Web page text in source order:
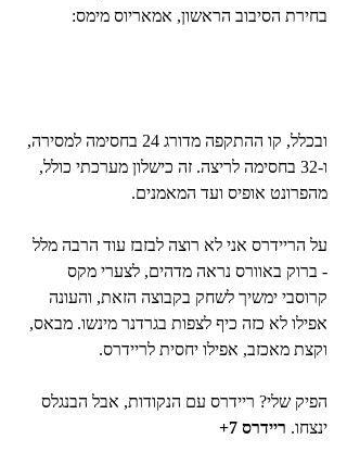
בחירת הסיבוב הראשון, אמאריוס מימס:
ובכלל, קו ההתקפה מדורג 24 בחסימה למסירה,
ו-32 בחסימה לריצה. זה כישלון מערכתי כולל,
מהפרונט אופיס ועד המאמנים.
על הריידרס אני לא רוצה לבזבז עוד הרבה מלל
- ברוק באוורס נראה מדהים, לצערי מקס
קרוסבי ימשיך לשחק בקבוצה הזאת, והעונה
אפילו לא כזה כיף לצפות בגרדנר מינשו. מבאס,
וקצת מאכזב, אפילו יחסית לריידרס.
הפיק שלי? ריידרס עם הנקודות, אבל הבנגלס
ינצחו. ריידרס 7+